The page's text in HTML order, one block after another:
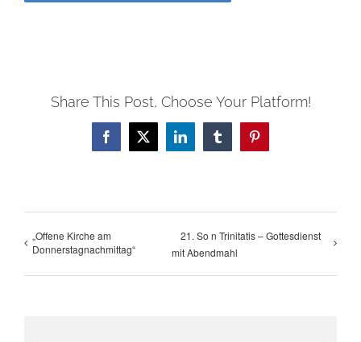
Share This Post, Choose Your Platform!
Facebook
X LinkedInTumblrPinterest
„Offene Kirche am
Donnerstagnachmittag“
21. So n Trinitatis – Gottesdienst
mit Abendmahl